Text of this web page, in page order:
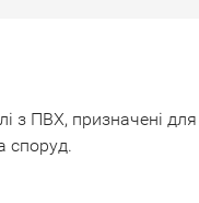
з ПВХ, призначені для
споруд.